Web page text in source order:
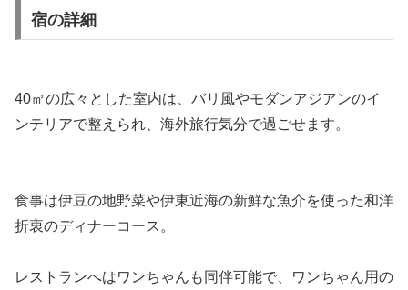
宿の詳細
40㎡の広々とした室内は、バリ風やモダンアジアンのイ
ンテリアで整えられ、海外旅行気分で過ごせます。
食事は伊豆の地野菜や伊東近海の新鮮な魚介を使った和洋
折衷のディナーコース。
レストランへはワンちゃんも同伴可能で、ワンちゃん用の